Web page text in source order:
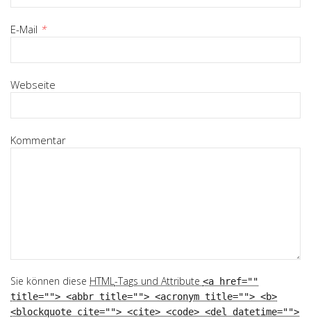
E-Mail *
Webseite
Kommentar
Sie können diese HTML -Tags und Attribute <a href=""
title=""> <abbr title=""> <acronym title=""> <b>
<blockquote cite=""> <cite> <code> <del datetime="">